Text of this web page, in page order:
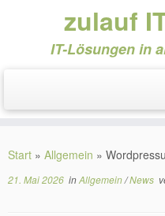
Inhalt
zulauf
IT-Lösungen in
Start » Allgemein »
21. Mai 2026 inAllgemein/News